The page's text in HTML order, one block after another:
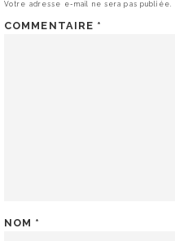
Votre adresse e-mail ne sera pas publiée.
COMMENTAIRE *
NOM *